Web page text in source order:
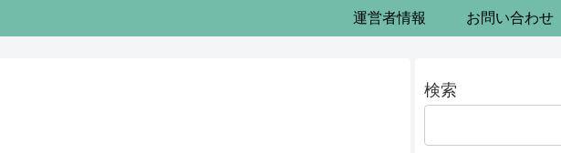
運営者情報 お問い合わせ
検索